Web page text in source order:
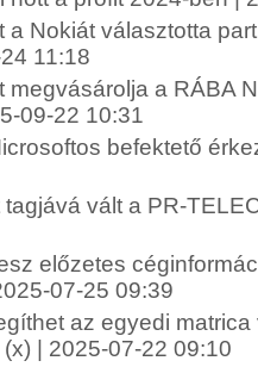
a Nokiát választotta
11:18
megvásárolja a RÁBA
09-22 10:31
befektető
vált a PR-
előzetes
07-25 09:39
az egyedi
| 2025-07-22 09:10